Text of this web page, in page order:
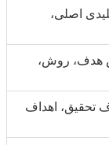
اصلی،
پوشش هدف، روش،
تحقیق، اهداف